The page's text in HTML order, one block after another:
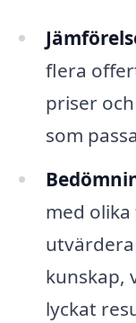
flera
priser
som
med
kunskap,
lyckat